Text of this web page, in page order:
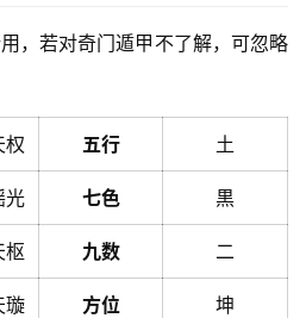
，若对奇门遁甲不了解，可忽略
权 五行 土
光 七色 黒
枢 九数 二
璇 方位 坤